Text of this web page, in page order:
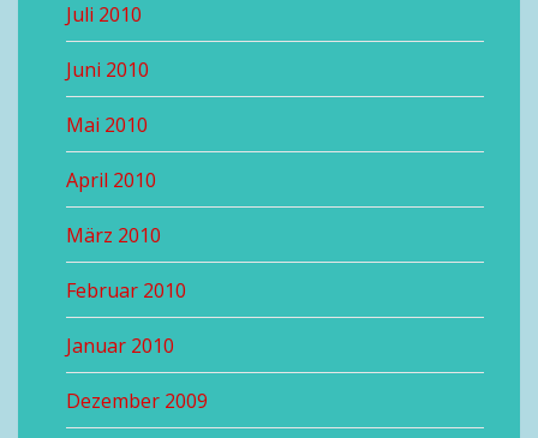
Juli 2010
Juni 2010
Mai 2010
April 2010
März 2010
Februar 2010
Januar 2010
Dezember 2009